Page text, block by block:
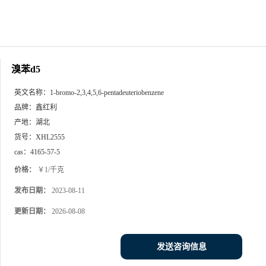
溴苯d5
英文名称： 1-bromo-2,3,4,5,6-pentadeuteriobenzene
品牌： 鑫红利
产地： 湖北
货号： XHL2555
cas： 4165-57-5
价格： ￥1/千克
发布日期： 2023-08-11
更新日期： 2026-08-08
发送咨询信息